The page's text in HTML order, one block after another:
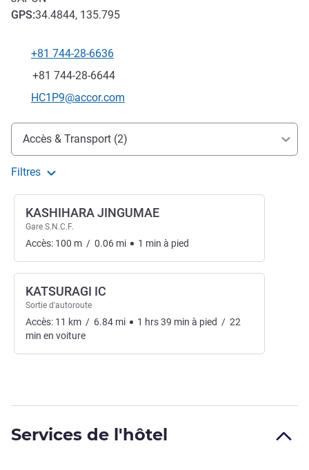
GPS:34.4844, 135.795
Téléphone
+81 744-28-6636
Fax
+81 744-28-6644
Email de contact
HC1P9@accor.com
Accès et transports
Accès & Transport (2)
Filtres
KASHIHARA JINGUMAE
Gare S.N.C.F.
Accès: 100 m / 0.06 mi 1 min à pied
KATSURAGI IC
Sortie d'autoroute
Accès: 11 km / 6.84 mi 1 hrs39 min à pied / 22
min en voiture
Services de l'hôtel